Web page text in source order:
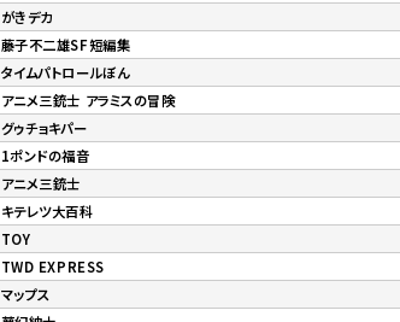
がきデカ
藤子不二雄SF短編集
タイムパトロールぼん
アニメ三銃士 アラミスの冒険
グゥチョキパー
1ポンドの福音
アニメ三銃士
キテレツ大百科
TOY
TWD EXPRESS
マップス